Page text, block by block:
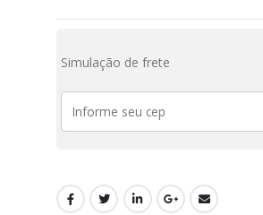
Simulação de frete